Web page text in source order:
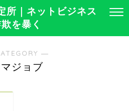
所｜ネットビジネス
を暴く
―
マジョブ